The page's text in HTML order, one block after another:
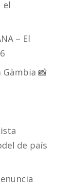
el
– El
📸
de país